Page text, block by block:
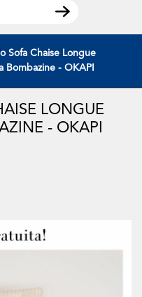
Sofa Chaise Longue
Bombazine - OKAPI
LONGUE
- OKAPI